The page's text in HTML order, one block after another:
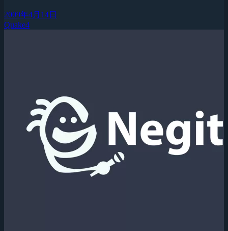
2009年4月14日
Quake4